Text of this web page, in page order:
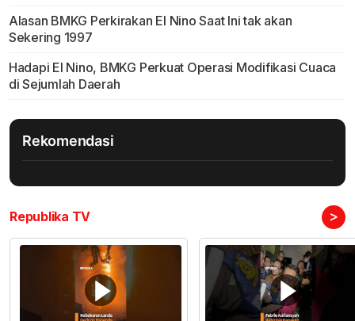
Alasan BMKG Perkirakan El Nino Saat Ini tak akan
Sekering 1997
Hadapi El Nino, BMKG Perkuat Operasi Modifikasi Cuaca
di Sejumlah Daerah
Rekomendasi
Republika TV >